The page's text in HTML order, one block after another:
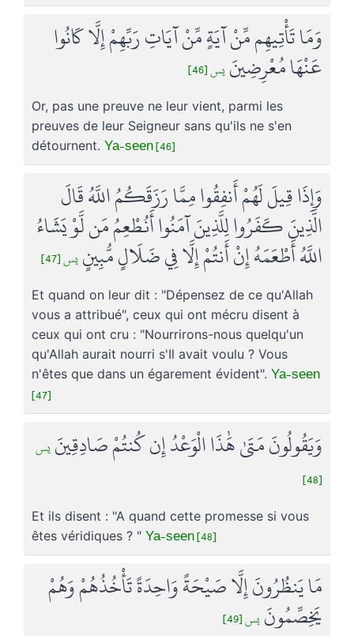
وَمَا تَأْتِيهِم مِّنْ آيَةٍ مِّنْ آيَاتِ رَبِّهِمْ إِلَّا كَانُوا
عَنْهَا مُعْرِضِينَ يس [46]
Or, pas une preuve ne leur vient, parmi les
preuves de leur Seigneur sans qu'ils ne s'en
détournent. Ya-seen [46]
وَإِذَا قِيلَ لَهُمْ أَنفِقُوا مِمَّا رَزَقَكُمُ اللَّهُ قَالَ
الَّذِينَ كَفَرُوا لِلَّذِينَ آمَنُوا أَنُطْعِمُ مَن لَّوْ يَشَاءُ
اللَّهُ أَطْعَمَهُ إِنْ أَنتُمْ إِلَّا فِي ضَلَالٍ مُّبِينٍ يس [47]
Et quand on leur dit : "Dépensez de ce qu'Allah
vous a attribué", ceux qui ont mécru disent à
ceux qui ont cru : "Nourrirons-nous quelqu'un
qu'Allah aurait nourri s'Il avait voulu ? Vous
n'êtes que dans un égarement évident". Ya-seen
[47]
وَيَقُولُونَ مَتَىٰ هَٰذَا الْوَعْدُ إِن كُنتُمْ صَادِقِينَ يس
[48]
Et ils disent : "A quand cette promesse si vous
êtes véridiques ? " Ya-seen [48]
مَا يَنظُرُونَ إِلَّا صَيْحَةً وَاحِدَةً تَأْخُذُهُمْ وَهُمْ
يَخِصِّمُونَ يس [49]